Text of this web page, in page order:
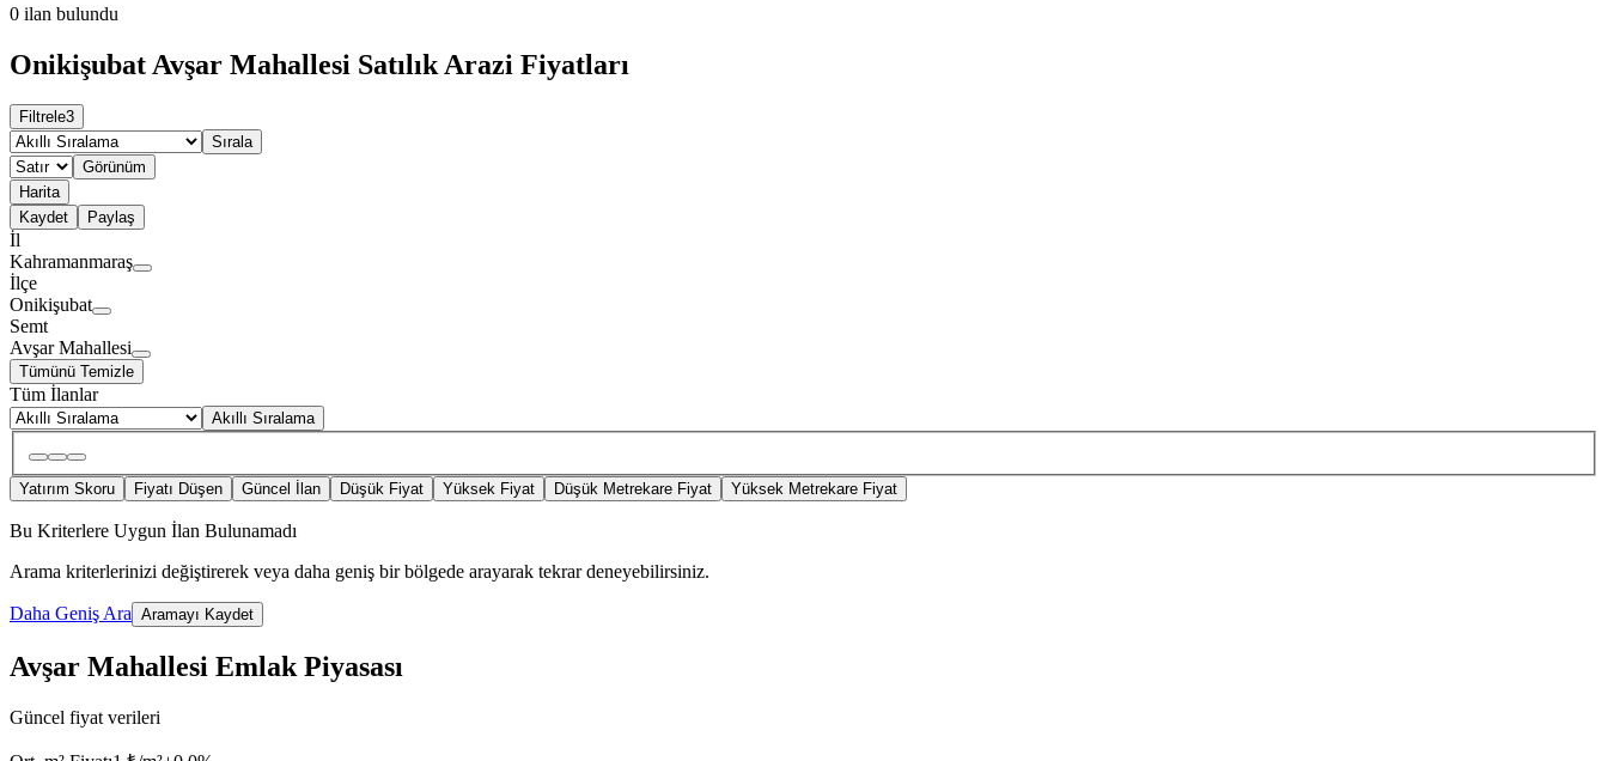
0 ilan bulundu
Onikişubat Avşar Mahallesi Satılık Arazi Fiyatları
Filtrele3
Sırala
Görünüm
Harita
Kaydet
Paylaş
İl
Kahramanmaraş
İlçe
Onikişubat
Semt
Avşar Mahallesi
Tümünü Temizle
Tüm İlanlar
Akıllı Sıralama
Yatırım Skoru Fiyatı Düşen Güncel İlan Düşük Fiyat Yüksek Fiyat Düşük Metrekare Fiyat Yüksek Metrekare Fiyat
Bu Kriterlere Uygun İlan Bulunamadı
Arama kriterlerinizi değiştirerek veya daha geniş bir bölgede arayarak tekrar deneyebilirsiniz.
Daha Geniş Ara Aramayı Kaydet
Avşar Mahallesi Emlak Piyasası
Güncel fiyat verileri